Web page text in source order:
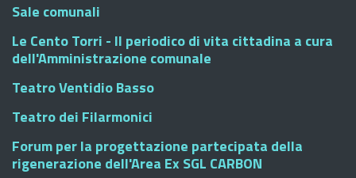
Sale comunali
Le Cento Torri - Il periodico di vita cittadina a cura
dell'Amministrazione comunale
Teatro Ventidio Basso
Teatro dei Filarmonici
Forum per la progettazione partecipata della
rigenerazione dell'Area Ex SGL CARBON